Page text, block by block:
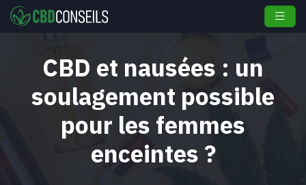
CBD et nausées : un
soulagement possible
pour les femmes
enceintes ?